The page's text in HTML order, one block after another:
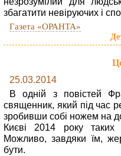
збагатити невіруючих і
Газета «ОРАНТА»
25.03.2014
В одній з повістей
священник, який під час
зробивши собі ножем на
Києві 2014 року таких
Можливо, завдяки їм,
бути.